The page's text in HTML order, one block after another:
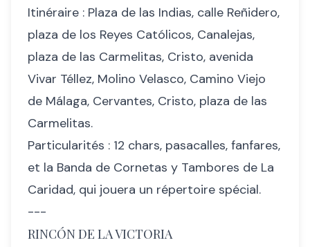
Itinéraire : Plaza de las Indias, calle Reñidero,
plaza de los Reyes Católicos, Canalejas,
plaza de las Carmelitas, Cristo, avenida
Vivar Téllez, Molino Velasco, Camino Viejo
de Málaga, Cervantes, Cristo, plaza de las
Carmelitas.
Particularités : 12 chars, pasacalles, fanfares,
et la Banda de Cornetas y Tambores de La
Caridad, qui jouera un répertoire spécial.
---
RINCÓN DE LA VICTORIA